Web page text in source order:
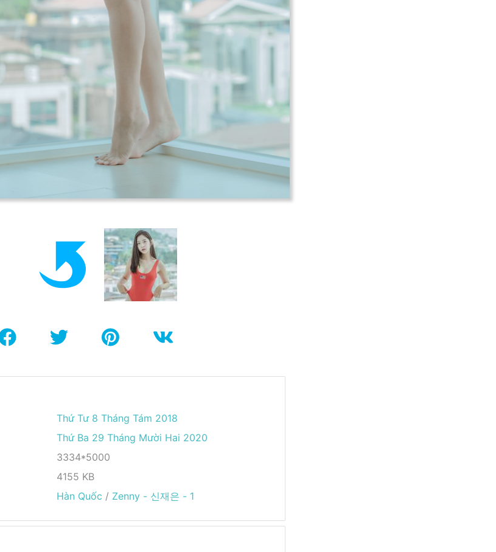
Thứ Tư 8 Tháng Tám 2018
Thứ Ba 29 Tháng Mười Hai 2020
3334*5000
4155 KB
Hàn Quốc / Zenny - 신재은 - 1